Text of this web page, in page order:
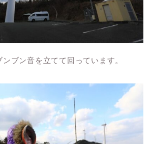
ブン音を立てて回っています。